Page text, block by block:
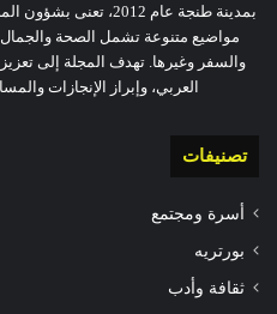
بمدينة طنجة عام 2012،
مواضيع متنوعة تشمل الصحة والجمال
والسفر وغيرها. تهدف المجلة إلى
العربي، وإبراز الإنجازات
تصنيفات
أسرة ومجتمع
بورتريه
ثقافة وأدب